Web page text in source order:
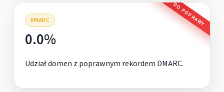
DMARC DO POPRAWY
0.0%
Udział domen z poprawnym rekordem DMARC.